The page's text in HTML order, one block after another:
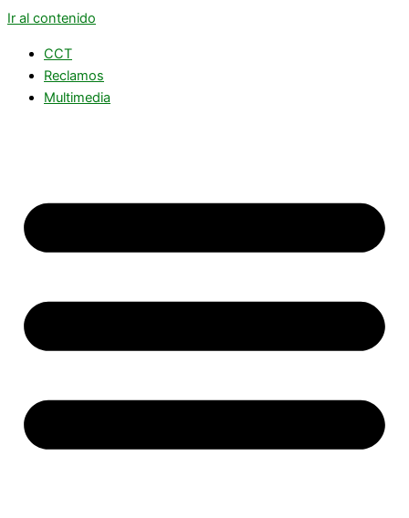
Ir al contenido
CCT
Reclamos
Multimedia